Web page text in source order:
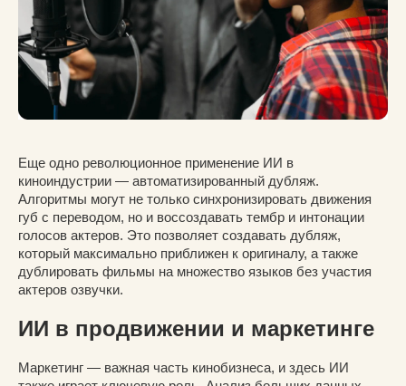
Еще одно революционное применение ИИ в
киноиндустрии — автоматизированный дубляж.
Алгоритмы могут не только синхронизировать движения
губ с переводом, но и воссоздавать тембр и интонации
голосов актеров. Это позволяет создавать дубляж,
который максимально приближен к оригиналу, а также
дублировать фильмы на множество языков без участия
актеров озвучки.
ИИ в продвижении и маркетинге
Маркетинг — важная часть кинобизнеса, и здесь ИИ